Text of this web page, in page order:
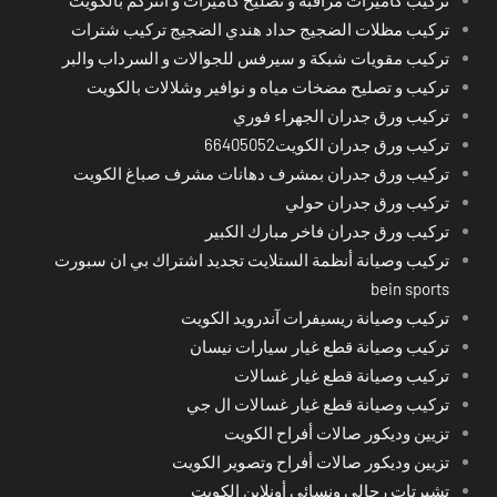
تركيب مظلات الضجيج حداد هندي الضجيج تركيب شترات
تركيب مقويات شبكة و سيرفس للجوالات و السرداب والبر
تركيب و تصليح مضخات مياه و نوافير وشلالات بالكويت
تركيب ورق جدران الجهراء فوري
تركيب ورق جدران الكويت66405052
تركيب ورق جدران بمشرف دهانات مشرف صباغ الكويت
تركيب ورق جدران حولي
تركيب ورق جدران فاخر مبارك الكبير
تركيب وصيانة أنظمة الستلايت تجديد اشتراك بي ان سبورت
bein sports
تركيب وصيانة ريسيفرات آندرويد الكويت
تركيب وصيانة قطع غيار سيارات نيسان
تركيب وصيانة قطع غيار غسالات
تركيب وصيانة قطع غيار غسالات ال جي
تزيين وديكور صالات أفراح الكويت
تزيين وديكور صالات أفراح وتصوير الكويت
تشيرتات رجالي ونسائي أونلاين الكويت